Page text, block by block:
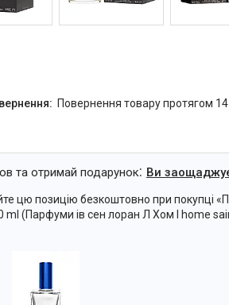
повернення товару протягом 14
та отримай подарунок Ви
цю позицію безкоштовно при покупці
ml (Парфуми ів сен лоран Л Хом l home